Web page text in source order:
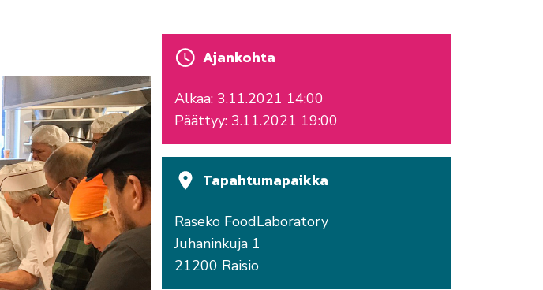
Ajankohta
Alkaa: 3.11.2021 14:00
Päättyy: 3.11.2021 19:00
Tapahtumapaikka
Raseko FoodLaboratory
Juhaninkuja 1
21200 Raisio